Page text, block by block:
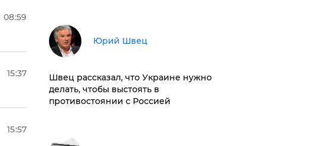
08:59
15:37
15:57
Юрий Швец
Швец рассказал, что Украине нужно
делать, чтобы выстоять в
противостоянии с Россией